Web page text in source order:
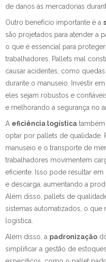
de danos às mercadorias
Outro benefício importante é a
são projetados para atender a
o que é essencial para
trabalhadores. Pallets mal
causar acidentes, como
durante o manuseio. Investir
eles sejam robustos e
e melhorando a segurança no
A eficiência logística também
optar por pallets de qualidade.
manuseio e o transporte de
trabalhadores movimentem
eficiente. Isso pode resultar
e descarga, aumentando a
Além disso, pallets de
sistemas automatizados, o que
logística.
Além disso, a padronização
simplificar a gestão de